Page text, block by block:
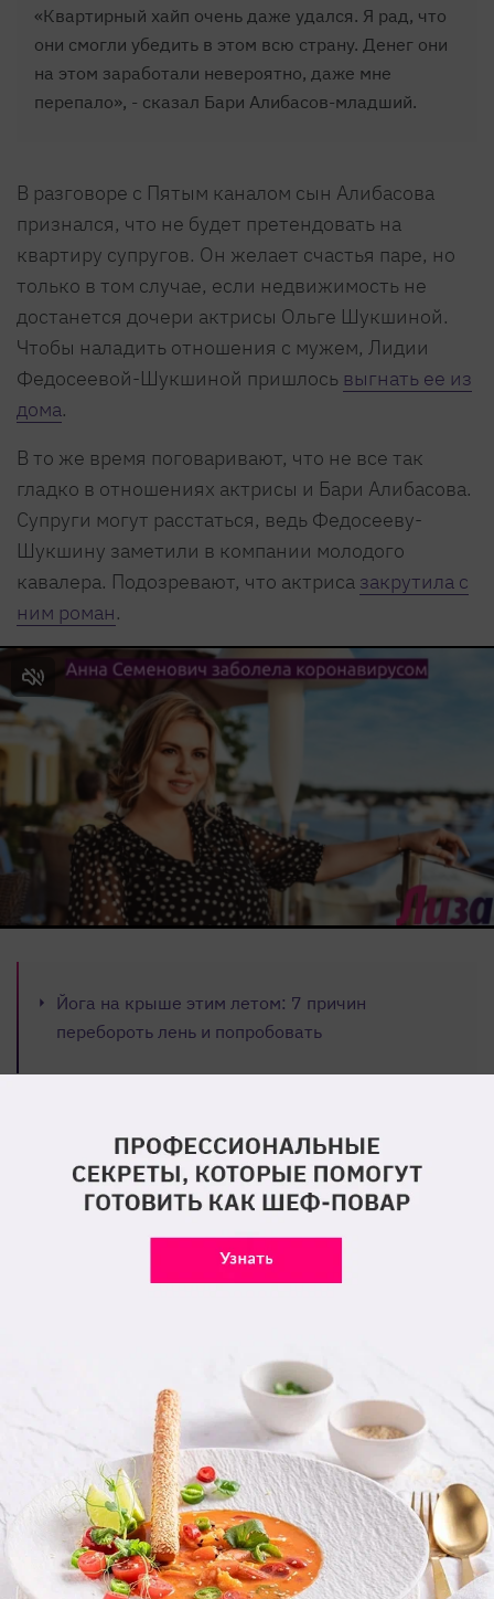
«Квартирный хайп очень даже удался. Я рад, что
они смогли убедить в этом всю страну. Денег они
на этом заработали невероятно, даже мне
перепало», - сказал Бари Алибасов-младший.
В разговоре с Пятым каналом сын Алибасова
признался, что не будет претендовать на
квартиру супругов. Он желает счастья паре, но
только в том случае, если недвижимость не
достанется дочери актрисы Ольге Шукшиной.
Чтобы наладить отношения с мужем, Лидии
Федосеевой-Шукшиной пришлось выгнать ее из
дома.
В то же время поговаривают, что не все так
гладко в отношениях актрисы и Бари Алибасова.
Супруги могут расстаться, ведь Федосееву-
Шукшину заметили в компании молодого
кавалера. Подозревают, что актриса закрутила с
ним роман.
Йога на крыше этим летом: 7 причин
перебороть лень и попробовать
Какое впечатление произвела на вас эта статья?
1 1 1
Мы знаем, вам есть что сказать!
Написать
Поделиться ссылкой